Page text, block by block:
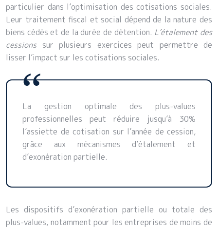
particulier dans l’optimisation des cotisations sociales.
Leur traitement fiscal et social dépend de la nature des
biens cédés et de la durée de détention. L’étalement des
cessions sur plusieurs exercices peut permettre de
lisser l’impact sur les cotisations sociales.
La gestion optimale des plus-values
professionnelles peut réduire jusqu’à 30%
l’assiette de cotisation sur l’année de cession,
grâce aux mécanismes d’étalement et
d’exonération partielle.
Les dispositifs d’exonération partielle ou totale des
plus-values, notamment pour les entreprises de moins de